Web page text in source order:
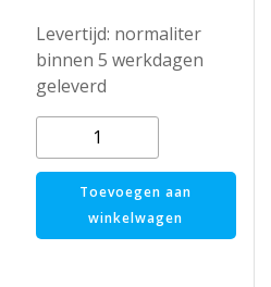
Levertijd: normaliter
binnen 5 werkdagen
geleverd
DUPLEX
RVS
buffervat
500H
Toevoegen aan
winkelwagen